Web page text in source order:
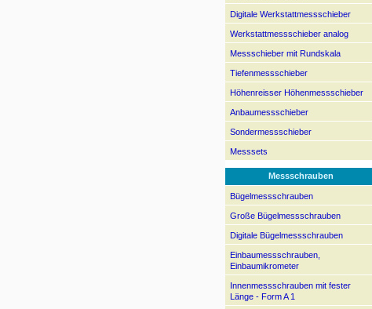
Digitale Werkstattmessschieber
Werkstattmessschieber analog
Messschieber mit Rundskala
Tiefenmessschieber
Höhenreisser Höhenmessschieber
Anbaumessschieber
Sondermessschieber
Messsets
Messschrauben
Bügelmessschrauben
Große Bügelmessschrauben
Digitale Bügelmessschrauben
Einbaumessschrauben,
Einbaumikrometer
Innenmessschrauben mit fester
Länge - Form A 1